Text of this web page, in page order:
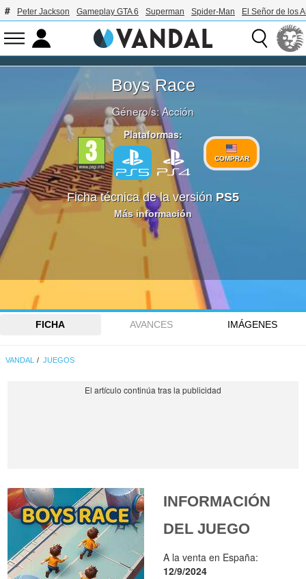
Peter Jackson Gameplay GTA 6 Superman Spider-Man El Señor de los
Boys Race
Género/s:Acción
Plataformas:
COMPRAR
Ficha técnica de la versión PS5
Más información
FICHA AVANCES IMÁGENES
VANDAL JUEGOS
INFORMACIÓN
DEL JUEGO
A la venta en España:
12/9/2024